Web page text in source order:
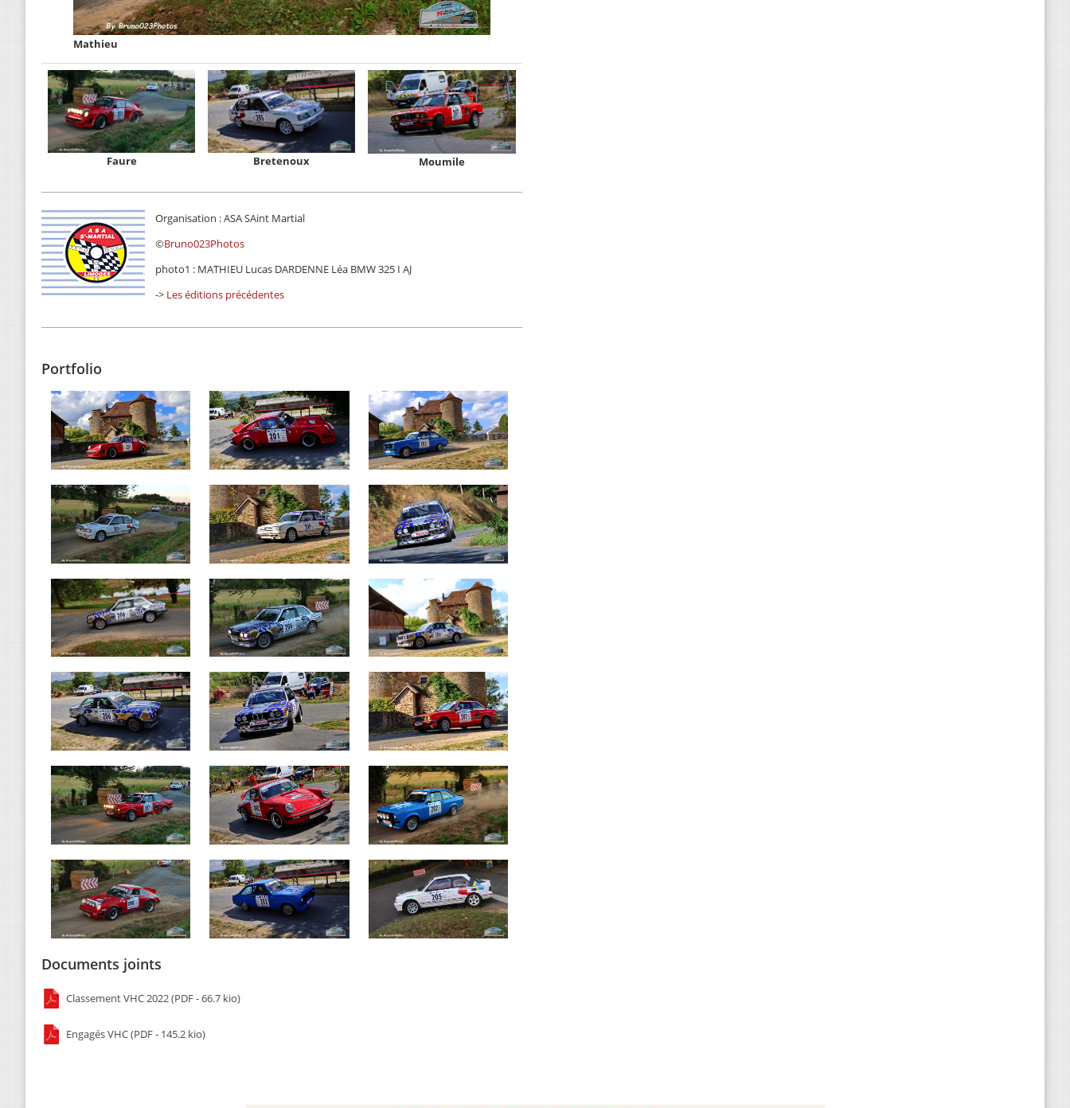
Mathieu
Faure Bretenoux Moumile
Organisation : ASA SAint Martial
©Bruno023Photos
photo1 : MATHIEU Lucas DARDENNE Léa BMW 325 I AJ
-> Les éditions précédentes
Portfolio
Documents joints
Classement VHC 2022 (PDF - 66.7 kio)
Engagés VHC (PDF - 145.2 kio)